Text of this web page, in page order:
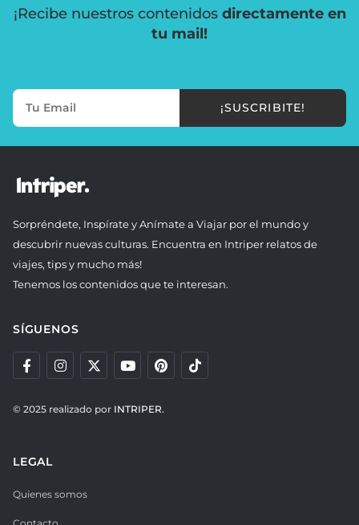
¡Recibe nuestros contenidos directamente en
tu mail!
¡SUSCRIBITE!
Sorpréndete, Inspírate y Anímate a Viajar por el mundo y
descubrir nuevas culturas. Encuentra en Intriper relatos de
viajes, tips y mucho más!
Tenemos los contenidos que te interesan.
SÍGUENOS
© 2025 realizado por INTRIPER.
LEGAL
Quienes somos